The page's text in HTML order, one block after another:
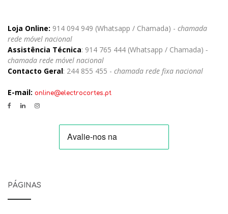
Loja Online: 914 094 949 (Whatsapp / Chamada) - chamada
rede móvel nacional
Assistência Técnica: 914 765 444 (Whatsapp / Chamada) -
chamada rede móvel nacional
Contacto Geral: 244 855 455 - chamada rede fixa nacional
E-mail: online@electrocortes.pt
PÁGINAS